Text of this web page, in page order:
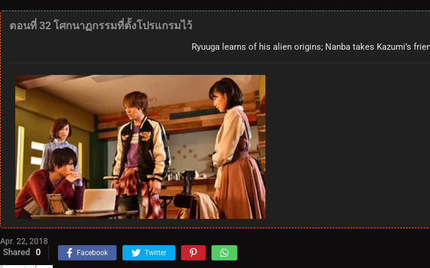
ตอนที่ 32 โศกนาฏกรรมที่ตั้งโปรแกรมไว้
Ryuuga learns of his alien origins; Nanba takes Kazumi’s
Apr. 22, 2018
Shared 0 Facebook Twitter